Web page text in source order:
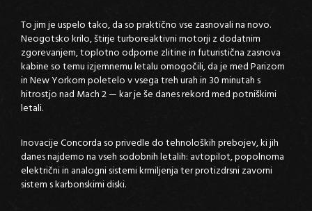
To jim je uspelo tako, da so praktično vse zasnovali na novo.
Neogotsko krilo, štirje turboreaktivni motorji z dodatnim
zgorevanjem, toplotno odporne zlitine in futuristična zasnova
kabine so temu izjemnemu letalu omogočili, da je med Parizom
in New Yorkom poletelo v vsega treh urah in 30 minutah s
hitrostjo nad Mach 2 — kar je še danes rekord med potniškimi
letali.
Inovacije Concorda so privedle do tehnoloških prebojev, ki jih
danes najdemo na vseh sodobnih letalih: avtopilot, popolnoma
električni in analogni sistemi krmiljenja ter protizdrsni zavorni
sistem s karbonskimi diski.